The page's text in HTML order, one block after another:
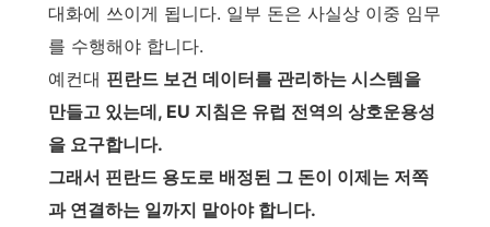
대화에 쓰이게 됩니다. 일부 돈은 사실상 이중 임무
를 수행해야 합니다.
예컨대 핀란드 보건 데이터를 관리하는 시스템을
만들고 있는데, EU 지침은 유럽 전역의 상호운용성
을 요구합니다.
그래서 핀란드 용도로 배정된 그 돈이 이제는 저쪽
과 연결하는 일까지 맡아야 합니다.